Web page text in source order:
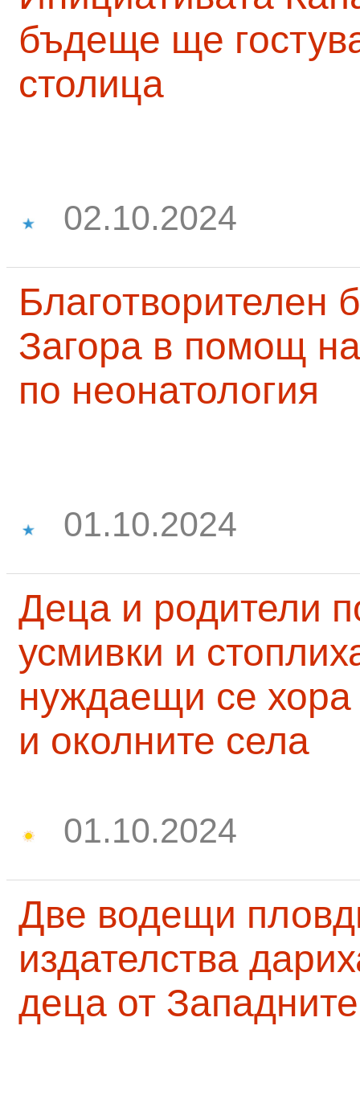
бъдеще ще
столица
02.10.2024
Благотворителен
Загора в помощ
по неонатология
01.10.2024
Деца и родители
усмивки и
нуждаещи се
и околните села
01.10.2024
Две водещи
издателства
деца от